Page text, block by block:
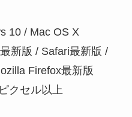
10 / Mac OS X
新版 / Safari最新版 /
Firefox最新版
クセル以上